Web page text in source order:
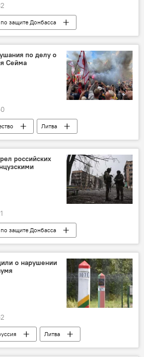
защите Донбасса
Украина
по делу о
Сейма
Литва
беспорядки
российских
защите Донбасса
Россия
о нарушении
Литва
зона